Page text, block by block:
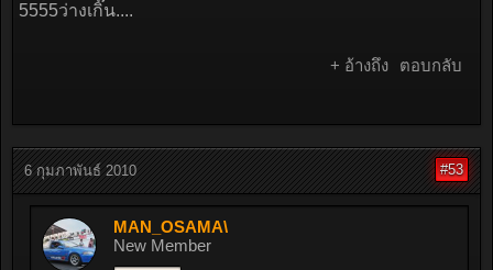
5555ว่างเกิ๊น....
+ อ้างถึง ตอบกลับ
6 กุมภาพันธ์ 2010 #53
MAN_OSAMA\
New Member